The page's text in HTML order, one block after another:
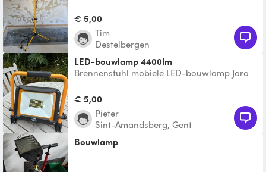
€ 5,00
Tim
Destelbergen
LED-bouwlamp 4400lm
Brennenstuhl mobiele LED-bouwlamp Jaro
€ 5,00
Pieter
Sint-Amandsberg, Gent
Bouwlamp